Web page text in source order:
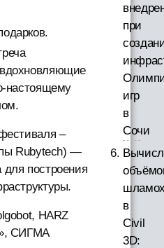
настоящему
–
Rubytech) —
построения
HARZ
СИГМА
при
игр
в
Сочи
в
Civil
3D: